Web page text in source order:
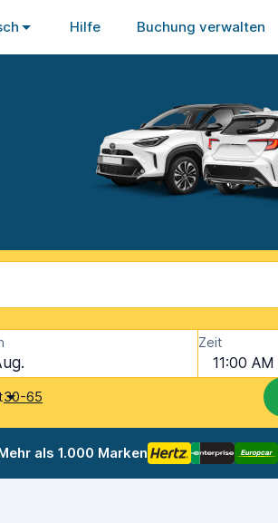
Hilfe Buchung verwalten
Zeit
11:00 AM
30-65
als 1.000 Marken